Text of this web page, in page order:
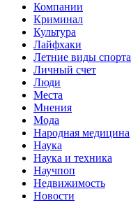
Компании
Криминал
Культура
Лайфхаки
Летние виды спорта
Личный счет
Люди
Места
Мнения
Мода
Народная медицина
Наука
Наука и техника
Научпоп
Недвижимость
Новости